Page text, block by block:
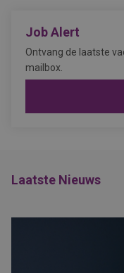
Job Alert
Ontvang de laatste
mailbox.
Laatste Nieuws